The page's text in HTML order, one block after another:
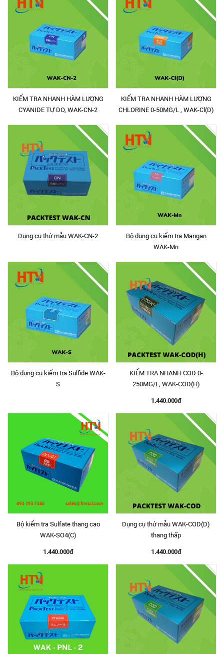
KIỂM TRA NHANH HÀM LƯỢNG
CYANIDE TỰ DO, WAK-CN-2
KIỂM TRA NHANH HÀM LƯỢNG
CHLORINE 0-50MG/L , WAK-Cl(D)
Dụng cụ thử mẫu WAK-CN-2
Bộ dụng cụ kiểm tra Mangan
WAK-Mn
Bộ dụng cụ kiểm tra Sulfide WAK-
S
KIỂM TRA NHANH COD 0-
250MG/L, WAK-COD(H)
1.440.000đ
Bộ kiểm tra Sulfate thang cao
WAK-SO4(C)
1.440.000đ
Dụng cụ thử mẫu WAK-COD(D)
thang thấp
1.440.000đ